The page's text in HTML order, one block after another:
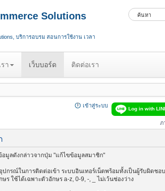
Solutions
บริการอบรม สอนการใช้งาน เวลา
า เว็บบอร์ด ติดต่อเรา
Log in with
เข้าสู่ระบบ
ภ
มูลดังกล่าวจากปุ่ม "แก้ไขข้อมูลสมาชิก"
รณ์ในการติดต่อเข้า ระบบอินเทอร์เน็ตพร้อมทั้งเป็นผู้รับผิดชอ
ใช้ได้เฉพาะตัวอักษร a-z, 0-9, -, _ ไม่เว้นช่องว่าง